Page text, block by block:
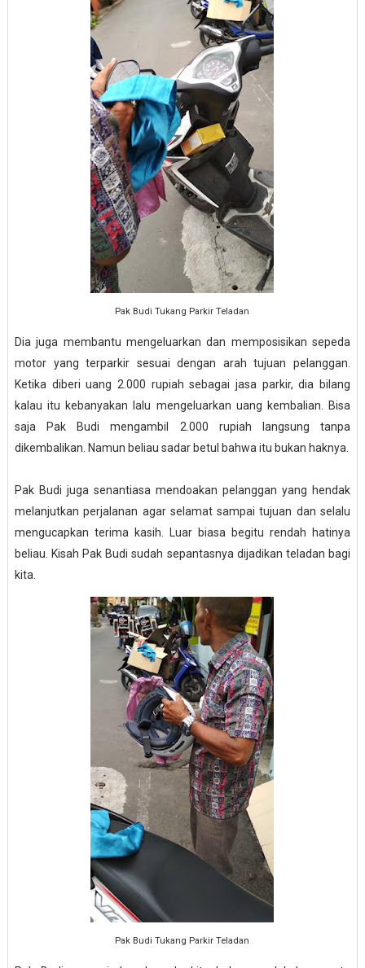
Pak Budi Tukang Parkir Teladan
Dia juga membantu mengeluarkan dan memposisikan sepeda
motor yang terparkir sesuai dengan arah tujuan pelanggan.
Ketika diberi uang 2.000 rupiah sebagai jasa parkir, dia bilang
kalau itu kebanyakan lalu mengeluarkan uang kembalian. Bisa
saja Pak Budi mengambil 2.000 rupiah langsung tanpa
dikembalikan. Namun beliau sadar betul bahwa itu bukan haknya.
Pak Budi juga senantiasa mendoakan pelanggan yang hendak
melanjutkan perjalanan agar selamat sampai tujuan dan selalu
mengucapkan terima kasih. Luar biasa begitu rendah hatinya
beliau. Kisah Pak Budi sudah sepantasnya dijadikan teladan bagi
kita.
Pak Budi Tukang Parkir Teladan